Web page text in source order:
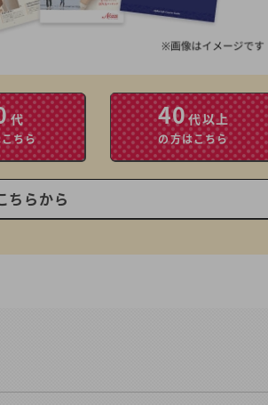
代
ちら
40代以上
の方はこちら
ちらから